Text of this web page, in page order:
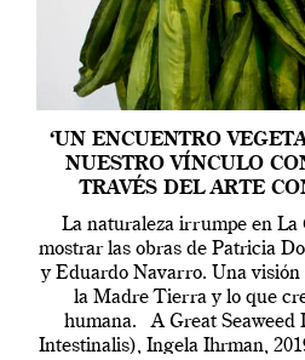
‘UN ENCUENTRO
NUESTRO VÍNCULO
TRAVÉS DEL ARTE
La naturaleza irrumpe en La
mostrar las obras de Patricia
y Eduardo Navarro. Una
la Madre Tierra y lo que
humana. A Great Seaweed
Intestinalis), Ingela Ihrman,